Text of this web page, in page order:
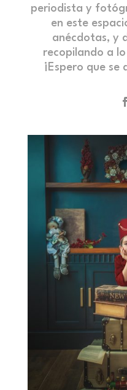
periodista y
en este
anécdotas, y
recopilando a
¡Espero que se